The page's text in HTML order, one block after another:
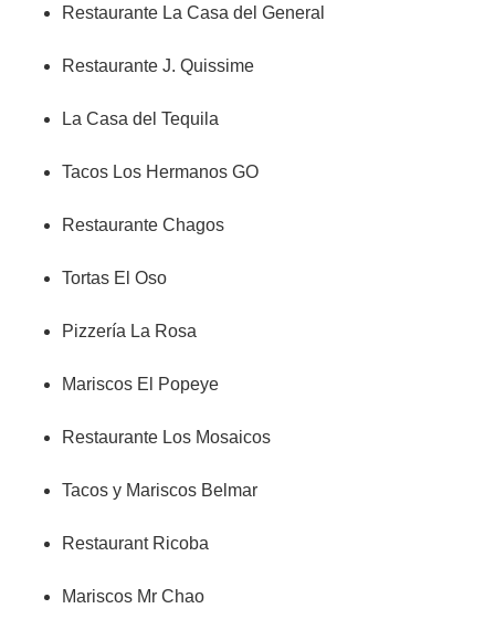
Restaurante La Casa del General
Restaurante J. Quissime
La Casa del Tequila
Tacos Los Hermanos GO
Restaurante Chagos
Tortas El Oso
Pizzería La Rosa
Mariscos El Popeye
Restaurante Los Mosaicos
Tacos y Mariscos Belmar
Restaurant Ricoba
Mariscos Mr Chao